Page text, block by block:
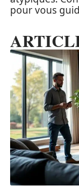
pour vous